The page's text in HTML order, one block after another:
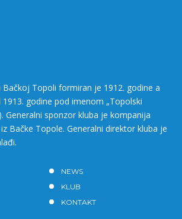
Bačkoj Topoli formiran je 1912. godine a
godine pod imenom „Topolski
Generalni sponzor kluba je kompanija
iz Bačke Topole. Generalni direktor kluba je
NEWS
KLUB
KONTAKT